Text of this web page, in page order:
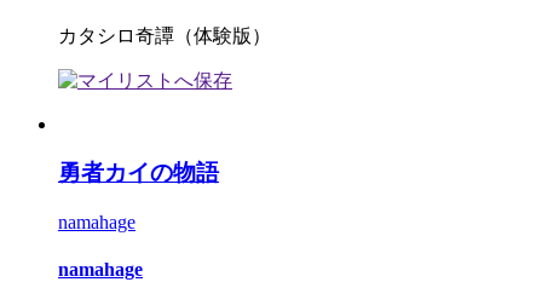
カタシロ奇譚（体験版）
勇者カイの物語
namahage
namahage